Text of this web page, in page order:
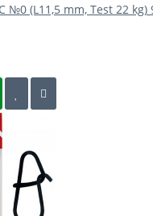
№0 (L11,5 mm, Test 22 kg)